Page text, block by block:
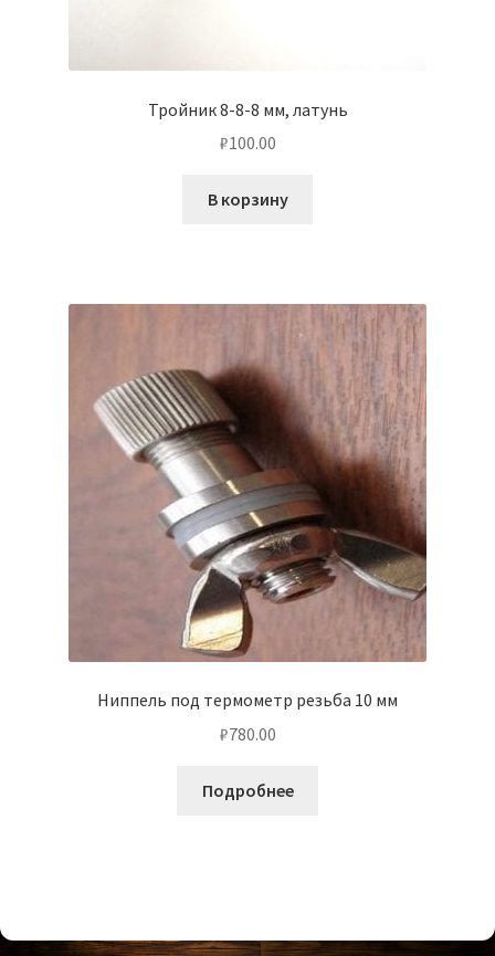
Тройник 8-8-8 мм, латунь
₽100.00
В корзину
Ниппель под термометр резьба 10 мм
₽780.00
Подробнее